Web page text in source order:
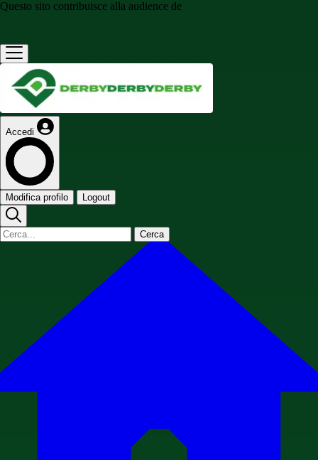
Questo sito contribuisce alla audience de
Accedi
Modifica profilo Logout
Cerca